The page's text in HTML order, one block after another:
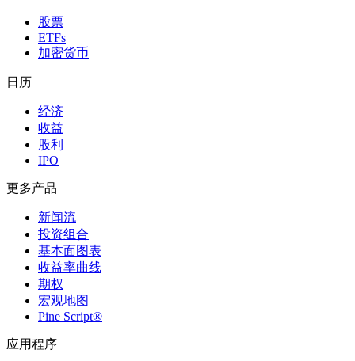
股票
ETFs
加密货币
日历
经济
收益
股利
IPO
更多产品
新闻流
投资组合
基本面图表
收益率曲线
期权
宏观地图
Pine Script®
应用程序